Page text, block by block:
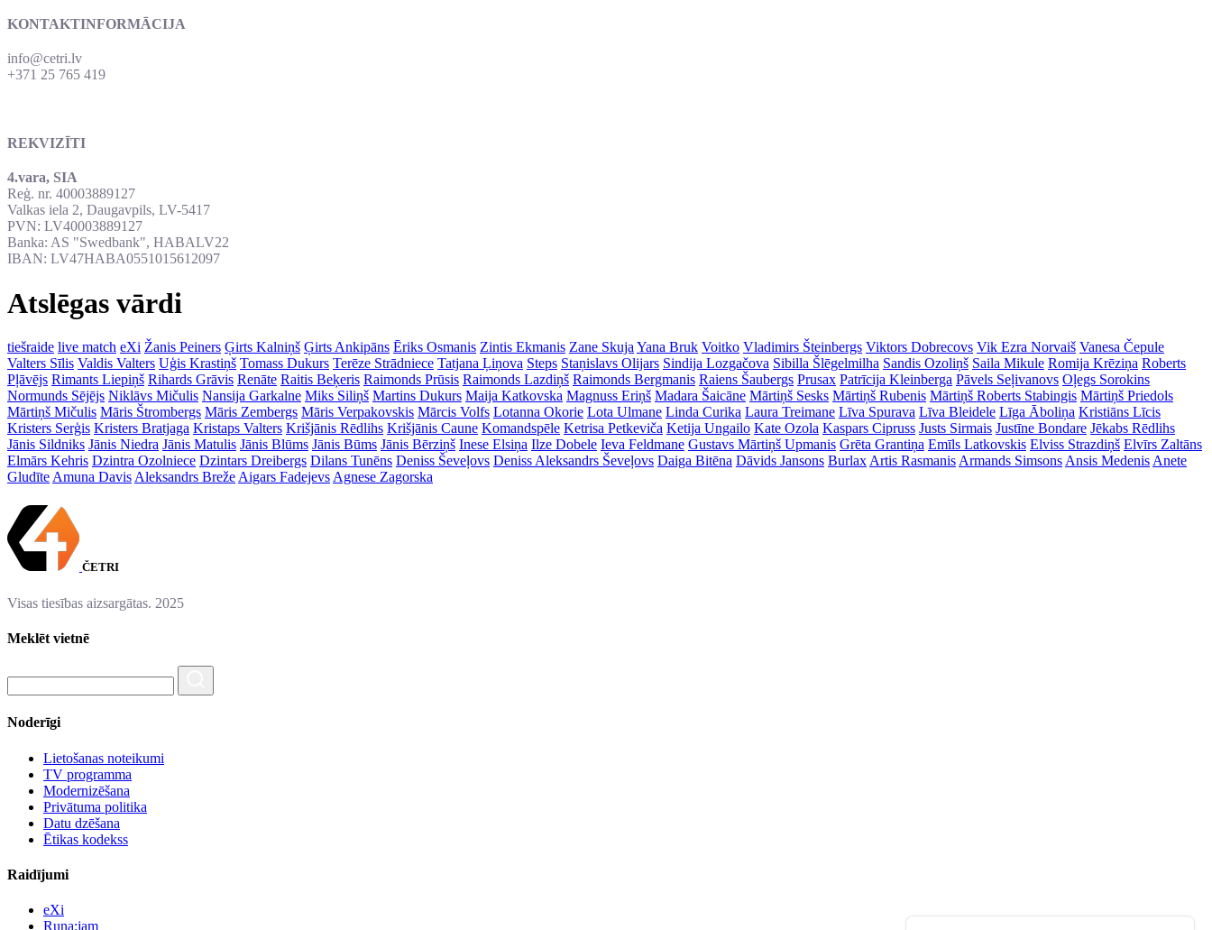
KONTAKTINFORMĀCIJA
info@cetri.lv
+371 25 765 419
REKVIZĪTI
4.vara, SIA
Reģ. nr. 40003889127
Valkas iela 2, Daugavpils, LV-5417
PVN: LV40003889127
Banka: AS "Swedbank", HABALV22
IBAN: LV47HABA0551015612097
Atslēgas vārdi
tiešraide live match eXi Žanis Peiners Ģirts Kalniņš Ģirts Ankipāns Ēriks Osmanis Zintis Ekmanis Zane Skuja Yana Bruk Voitko Vladimirs Šteinbergs Viktors Dobrecovs Vik Ezra Norvaiš Vanesa Čepule
Valters Sīlis Valdis Valters Uģis Krastiņš Tomass Dukurs Terēze Strādniece Tatjana Ļiņova Steps Staņislavs Olijars Sindija Lozgačova Sibilla Šlēgelmilha Sandis Ozoliņš Saila Mikule Romija Krēziņa Roberts
Pļāvējs Rimants Liepiņš Rihards Grāvis Renāte Raitis Beķeris Raimonds Prūsis Raimonds Lazdiņš Raimonds Bergmanis Raiens Šaubergs Prusax Patrīcija Kleinberga Pāvels Seļivanovs Oļegs Sorokins
Normunds Sējējs Niklāvs Mičulis Nansija Garkalne Miks Siliņš Martins Dukurs Maija Katkovska Magnuss Eriņš Madara Šaicāne Mārtiņš Sesks Mārtiņš Rubenis Mārtiņš Roberts Stabingis Mārtiņš Priedols
Mārtiņš Mičulis Māris Štrombergs Māris Zembergs Māris Verpakovskis Mārcis Volfs Lotanna Okorie Lota Ulmane Linda Curika Laura Treimane Līva Spurava Līva Bleidele Līga Āboliņa Kristiāns Līcis
Kristers Serģis Kristers Bratjaga Kristaps Valters Krišjānis Rēdlihs Krišjānis Caune Komandspēle Ketrisa Petkeviča Ketija Ungailo Kate Ozola Kaspars Cipruss Justs Sirmais Justīne Bondare Jēkabs Rēdlihs
Jānis Sildniks Jānis Niedra Jānis Matulis Jānis Blūms Jānis Būms Jānis Bērziņš Inese Elsiņa Ilze Dobele Ieva Feldmane Gustavs Mārtiņš Upmanis Grēta Grantiņa Emīls Latkovskis Elviss Strazdiņš Elvīrs Zaltāns
Elmārs Kehris Dzintra Ozolniece Dzintars Dreibergs Dilans Tunēns Deniss Ševeļovs Deniss Aleksandrs Ševeļovs Daiga Bitēna Dāvids Jansons Burlax Artis Rasmanis Armands Simsons Ansis Medenis Anete
Gludīte Amuna Davis Aleksandrs Breže Aigars Fadejevs Agnese Zagorska
ČETRI
Visas tiesības aizsargātas. 2025
Meklēt vietnē
Noderīgi
Lietošanas noteikumi
TV programma
Modernizēšana
Privātuma politika
Datu dzēšana
Ētikas kodekss
Raidījumi
eXi
Runa:jam